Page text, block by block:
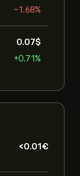
-1.68%
0.07‎$‎
+0.71%
‎<‎0.01‎€‎